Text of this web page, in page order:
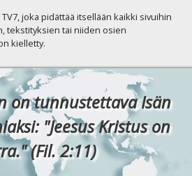
joka pidättää itsellään kaikki sivuihin
tekstityksien tai niiden osien
kielletty.
on tunnustettava Isän
"Jeesus Kristus on
(Fil. 2:11)